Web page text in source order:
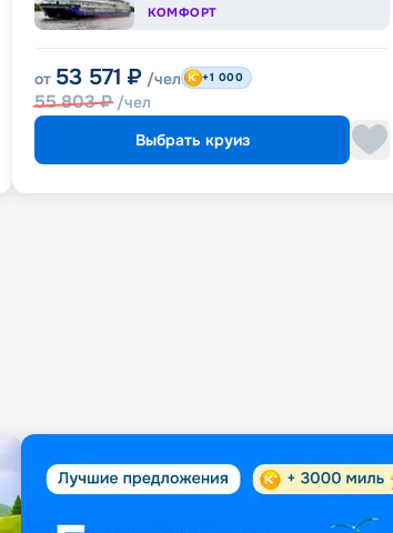
КОМФОРТ
от 53 571 ₽ /чел
55 803₽ /чел
+1 000
Выбрать круиз